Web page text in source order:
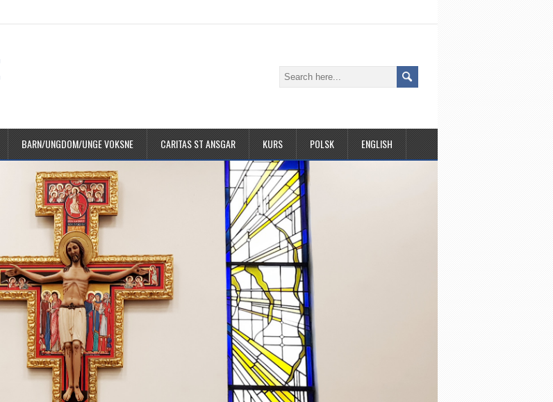
BARN/UNGDOM/UNGE VOKSNE CARITAS ST ANSGAR KURS POLSK ENGLISH